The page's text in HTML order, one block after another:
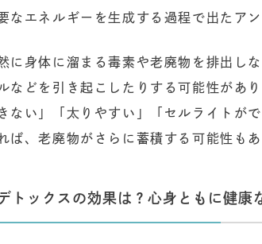
なエネルギーを生成する過程で出たア
に身体に溜まる毒素や老廃物を排出し
などを引き起こしたりする可能性があ
ない」「太りやすい」「セルライトが
ば、老廃物がさらに蓄積する可能性もあ
トックスの効果は？心身ともに健康